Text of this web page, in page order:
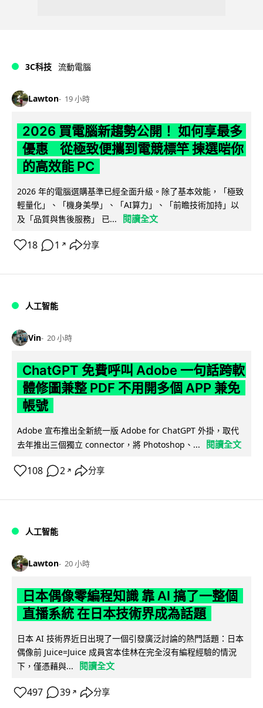
3C科技 流動電腦
Lawton 19 小時
2026 買電腦新趨勢公開！ 如何享最多
優惠 從極致便攜到電競標竿 揀選啱你
的高效能 PC
2026 年的電腦選購基準已經全面升級。除了基本效能，「極致
輕量化」、「機身美學」、「AI算力」、「前瞻技術加持」以
及「品質與售後服務」 已...
閱讀全文
18 1 ↗ 分享
人工智能
Vin 20 小時
ChatGPT 免費呼叫 Adobe 一句話跨軟
體修圖兼整 PDF 不用開多個 APP 兼免
帳號
Adobe 宣布推出全新統一版 Adobe for ChatGPT 外掛，取代
去年推出三個獨立 connector，將 Photoshop、...
閱讀全文
108 2 ↗ 分享
人工智能
Lawton 20 小時
日本偶像零編程知識 靠 AI 搞了一整個
直播系統 在日本技術界成為話題
日本 AI 技術界近日出現了一個引發廣泛討論的熱門話題：日本
偶像前 Juice=Juice 成員宮本佳林在完全沒有編程經驗的情況
下，僅憑藉與...
閱讀全文
497 39 ↗ 分享